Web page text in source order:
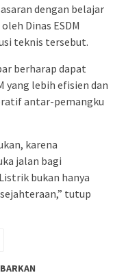
dengan belajar
Dinas ESDM
teknis tersebut.
berharap dapat
yang lebih efisien dan
antar-pemangku
karena
jalan bagi
bukan hanya
tutup